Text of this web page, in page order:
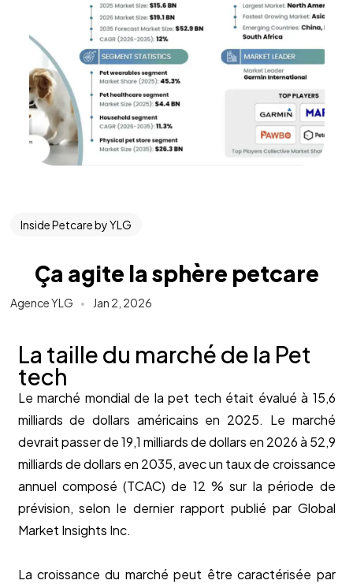
Inside Petcare by YLG
Ça agite la sphère petcare
Agence YLG Jan 2, 2026
La taille du marché de la Pet
tech
Le marché mondial de la pet tech était évalué à 15,6
milliards de dollars américains en 2025. Le marché
devrait passer de 19,1 milliards de dollars en 2026 à 52,9
milliards de dollars en 2035, avec un taux de croissance
annuel composé (TCAC) de 12 % sur la période de
prévision, selon le dernier rapport publié par Global
Market Insights Inc.
La croissance du marché peut être caractérisée par